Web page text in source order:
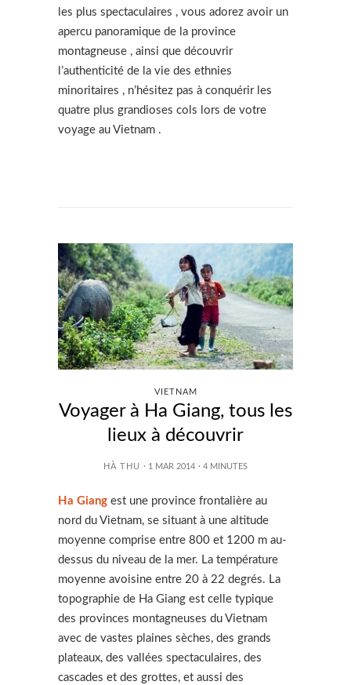
les plus spectaculaires , vous adorez avoir un
apercu panoramique de la province
montagneuse , ainsi que découvrir
l’authenticité de la vie des ethnies
minoritaires , n’hésitez pas à conquérir les
quatre plus grandioses cols lors de votre
voyage au Vietnam .
VIETNAM
Voyager à Ha Giang, tous les
lieux à découvrir
HÀ THU · 1 MAR 2014 · 4 MINUTES
Ha Giang est une province frontalière au
nord du Vietnam, se situant à une altitude
moyenne comprise entre 800 et 1200 m au-
dessus du niveau de la mer. La température
moyenne avoisine entre 20 à 22 degrés. La
topographie de Ha Giang est celle typique
des provinces montagneuses du Vietnam
avec de vastes plaines sèches, des grands
plateaux, des vallées spectaculaires, des
cascades et des grottes, et aussi des